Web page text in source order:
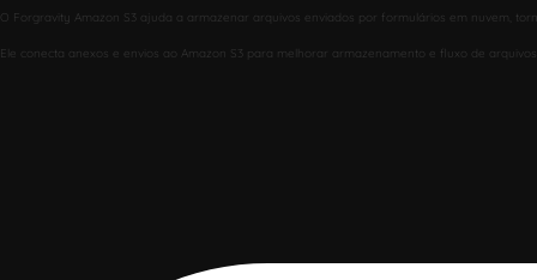
O Forgravity Amazon S3 ajuda a armazenar arquivos enviados por formulários em nuvem,
Ele conecta anexos e envios ao Amazon S3 para melhorar armazenamento e fluxo de